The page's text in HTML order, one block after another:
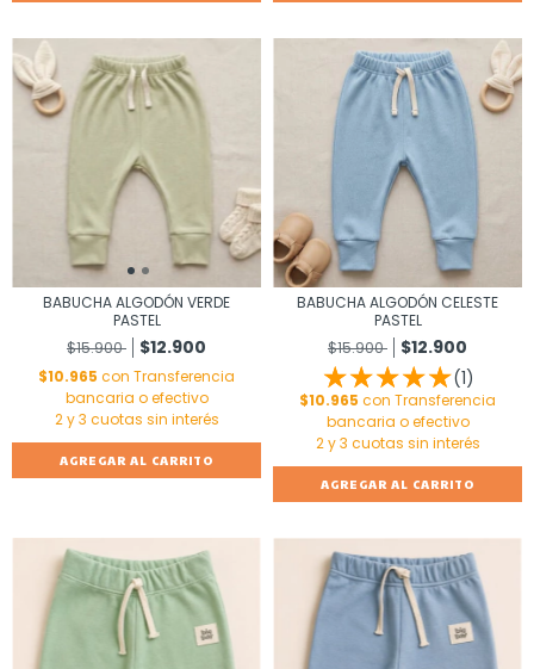
BABUCHA ALGODÓN VERDE
PASTEL
$15.900
$12.900
$10.965 con Transferencia
bancaria o efectivo
AGREGAR AL CARRITO
BABUCHA ALGODÓN CELESTE
PASTEL
$15.900
$12.900
(1)
$10.965 con Transferencia
bancaria o efectivo
AGREGAR AL CARRITO